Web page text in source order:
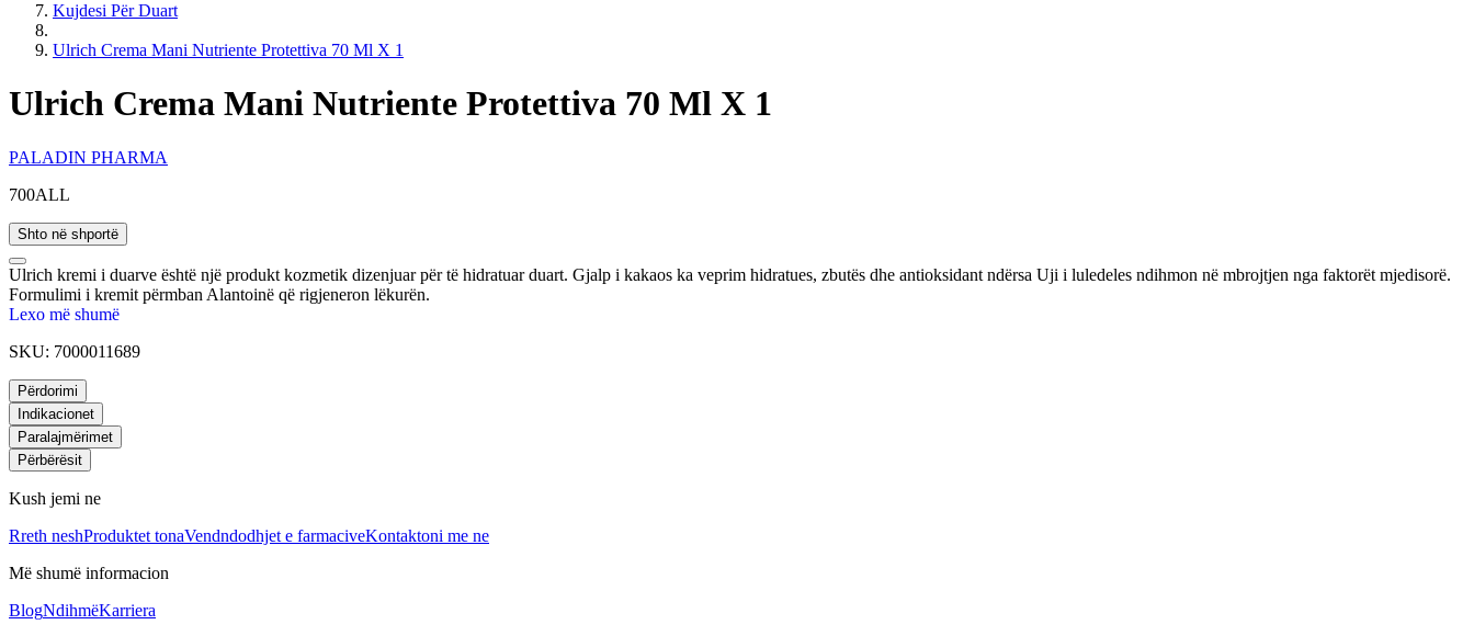
Kujdesi Për Duart
Ulrich Crema Mani Nutriente Protettiva 70 Ml X 1
Ulrich Crema Mani Nutriente Protettiva 70 Ml X 1
PALADIN PHARMA
700ALL
Shto në shportë
Ulrich kremi i duarve është një produkt kozmetik dizenjuar për të hidratuar duart. Gjalp i kakaos ka veprim hidratues, zbutës dhe antioksidant ndërsa Uji i luledeles ndihmon në mbrojtjen nga faktorët mjedisorë.
Formulimi i kremit përmban Alantoinë që rigjeneron lëkurën.
Lexo më shumë
SKU: 7000011689
Përdorimi
Indikacionet
Paralajmërimet
Përbërësit
Kush jemi ne
Rreth neshProduktet tonaVendndodhjet e farmaciveKontaktoni me ne
Më shumë informacion
BlogNdihmëKarriera